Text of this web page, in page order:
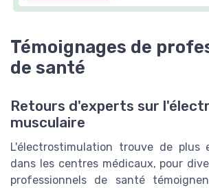
Témoignages de
de santé
Retours d'experts sur
musculaire
L'électrostimulation trouve de plus
dans les centres médicaux, pour
professionnels de santé